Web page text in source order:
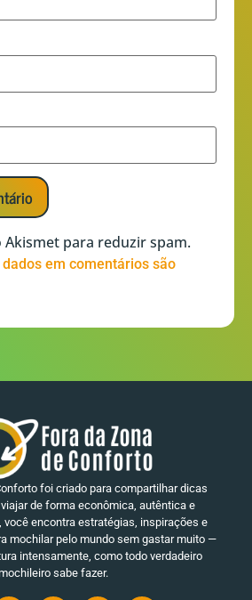
Akismet para reduzir spam.
em comentários são
foi criado para compartilhar dicas
de forma econômica, autêntica e
você encontra estratégias, inspirações e
mochilar pelo mundo sem gastar muito —
intensamente, como todo verdadeiro
sabe fazer.